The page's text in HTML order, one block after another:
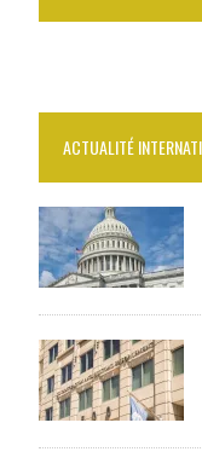
ACTUALITÉ